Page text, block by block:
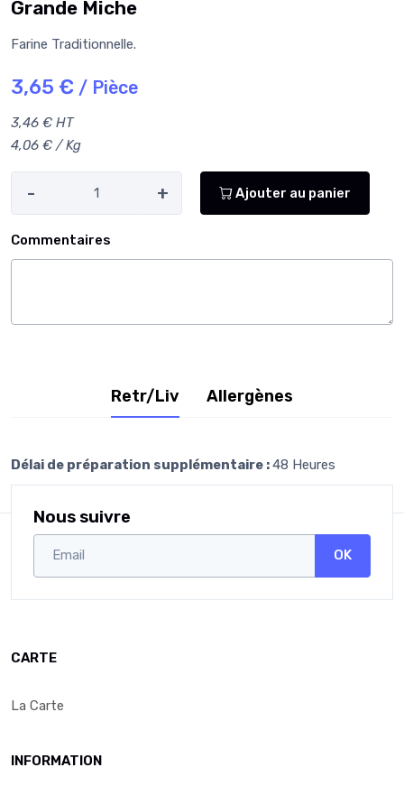
Grande Miche
Farine Traditionnelle.
3,65 € / Pièce
3,46 € HT
4,06 € / Kg
- + Ajouter au panier
Commentaires
Retr/Liv Allergènes
Délai de préparation supplémentaire :48 Heures
Nous suivre
OK
CARTE
La Carte
INFORMATION